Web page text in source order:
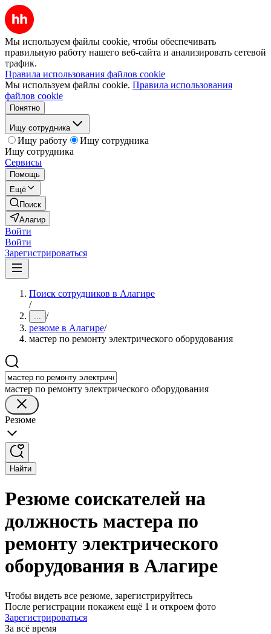
Мы используем файлы cookie, чтобы обеспечивать
правильную работу нашего веб-сайта и анализировать сетевой
трафик.
Правила использования файлов cookie
Мы используем файлы cookie. Правила использования
файлов cookie
Понятно
Ищу сотрудника
Ищу работу
Ищу сотрудника
Ищу сотрудника
Сервисы
Помощь
Ещё
Поиск
Алагир
Войти
Войти
Зарегистрироваться
Поиск сотрудников в Алагире
/
... /
резюме в Алагире/
мастер по ремонту электрического оборудования
мастер по ремонту электрического оборудования
Резюме
Найти
Резюме соискателей на
должность мастера по
ремонту электрического
оборудования в Алагире
Чтобы видеть все резюме, зарегистрируйтесь
После регистрации покажем ещё 1 и откроем фото
Зарегистрироваться
За всё время